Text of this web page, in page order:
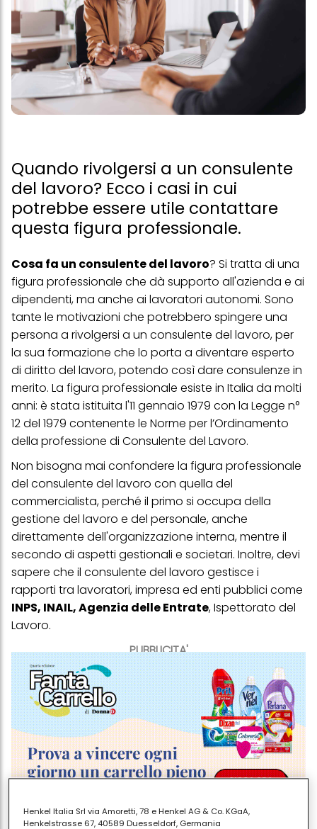
Quando rivolgersi a un consulente
del lavoro? Ecco i casi in cui
potrebbe essere utile contattare
questa figura professionale.
PUBBLICITA'
Cosa fa un consulente del lavoro? Si tratta di una
figura professionale che dà supporto all'azienda e ai
dipendenti, ma anche ai lavoratori autonomi. Sono
tante le motivazioni che potrebbero spingere una
persona a rivolgersi a un consulente del lavoro, per
la sua formazione che lo porta a diventare esperto
di diritto del lavoro, potendo così dare consulenze in
merito. La figura professionale esiste in Italia da molti
anni: è stata istituita l'11 gennaio 1979 con la Legge n°
12 del 1979 contenente le Norme per l’Ordinamento
della professione di Consulente del Lavoro.
Non bisogna mai confondere la figura professionale
del consulente del lavoro con quella del
commercialista, perché il primo si occupa della
gestione del lavoro e del personale, anche
direttamente dell'organizzazione interna, mentre il
secondo di aspetti gestionali e societari. Inoltre, devi
sapere che il consulente del lavoro gestisce i
rapporti tra lavoratori, impresa ed enti pubblici come
INPS, INAIL, Agenzia delle Entrate, Ispettorato del
Lavoro.
Henkel Italia Srl via Amoretti, 78 e Henkel AG & Co. KGaA,
Henkelstrasse 67, 40589 Duesseldorf, Germania